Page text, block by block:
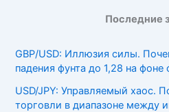
Последние
GBP/USD: Иллюзия силы.
падения фунта до 1,28 на
USD/JPY: Управляемый хаос.
торговли в диапазоне между